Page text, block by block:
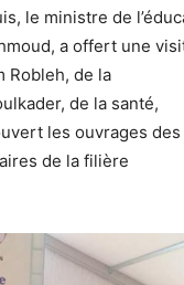
le ministre de
a offert une
Robleh, de la
de la santé,
les ouvrages des
de la filière